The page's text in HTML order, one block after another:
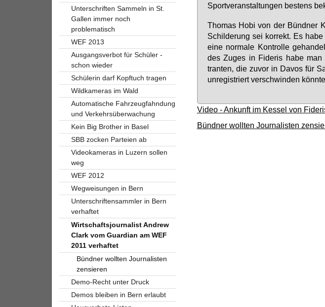
Sport­ver­an­stal­tun­gen bes­tens
Tho­mas Ho­bi von der Bünd­ner
Schil­de­rung sei kor­rekt. Es
ei­ne nor­ma­le Kon­trol­le
des Zu­ges in Fi­de­ris ha­be
tran­ten, die zu­vor in Da­vos für
un­re­gis­triert ver­schwin­den
Video - Ankunft im Kessel von
Bündner wollten Journalisten
Unterschriften Sammeln in St.
Gallen immer noch
problematisch
WEF 2013
Ausgangsverbot für Schüler -
schon wieder
Schülerin darf Kopftuch tragen
Wildkameras im Wald
Automatische Fahrzeugfahndung
und Verkehrsüberwachung
Kein Big Brother in Basel
SBB zocken Parteien ab
Videokameras in Luzern sollen
weg
WEF 2012
Wegweisungen in Bern
Unterschriftensammler in Bern
verhaftet
Wirtschaftsjournalist Andrew
Clark vom Guardian am WEF
2011 verhaftet
Bündner wollten Journalisten
zensieren
Demo-Recht unter Druck
Demos bleiben in Bern erlaubt